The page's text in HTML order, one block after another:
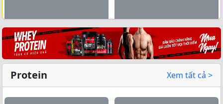
Xem tất cả →
Protein Xem tất cả >